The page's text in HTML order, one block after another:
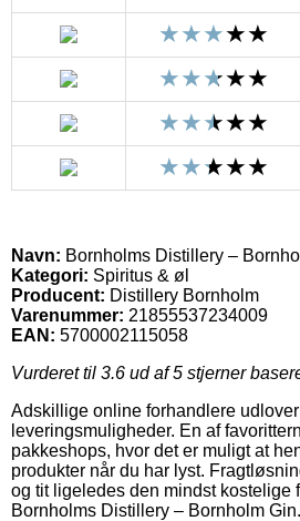
Navn: Bornholms Distillery –
Kategori: Spiritus & øl
Producent: Distillery Bornholm
Varenummer: 21855537234009
EAN: 5700002115058
Vurderet til 3.6 ud af 5 stjerner
Adskillige online forhandlere
leveringsmuligheder. En af
pakkeshops, hvor det er muligt at
produkter når du har lyst.
og tit ligeledes den mindst kostelige
Bornholms Distillery – Bornholm Gin.